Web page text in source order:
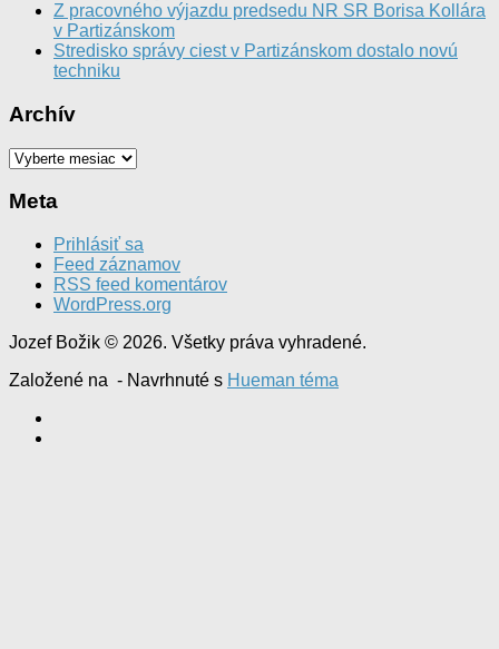
Z pracovného výjazdu predsedu NR SR Borisa Kollára
v Partizánskom
Stredisko správy ciest v Partizánskom dostalo novú
techniku
Archív
Archív
Meta
Prihlásiť sa
Feed záznamov
RSS feed komentárov
WordPress.org
Jozef Božik © 2026. Všetky práva vyhradené.
Založené na - Navrhnuté s Hueman téma